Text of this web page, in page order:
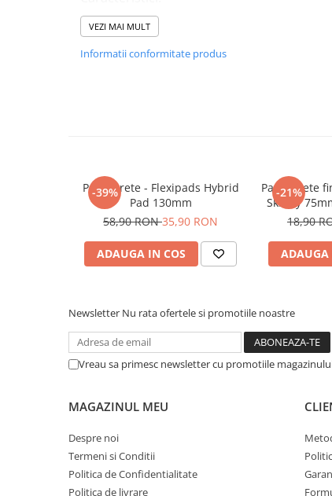
Mănuşi Spălare
Prosoape Uscare
Mănuşi Nitril / Diverse
Paint Protection Film (PPF)
Oferte Speciale
Distinct Lifestyle
Acreditări & Training
- pentru masini orbitale
- profil drept
- interfata culoare maro
VEZI MAI MULT
Informatii conformitate produs
-39%
Pad burete - Flexipads Hybrid
Pad 130mm
58,90 RON35,90 RON
ADAUGA IN COS
-21%
Pad burete
Skinny
18,90
ADAUGA
Newsletter Nu rata ofertele si promotiile noastre
Vreau sa primesc newsletter cu promotiile
MAGAZINUL MEU
Despre noi
Termeni si Conditii
Politica de Confidentialitate
Politica de livrare